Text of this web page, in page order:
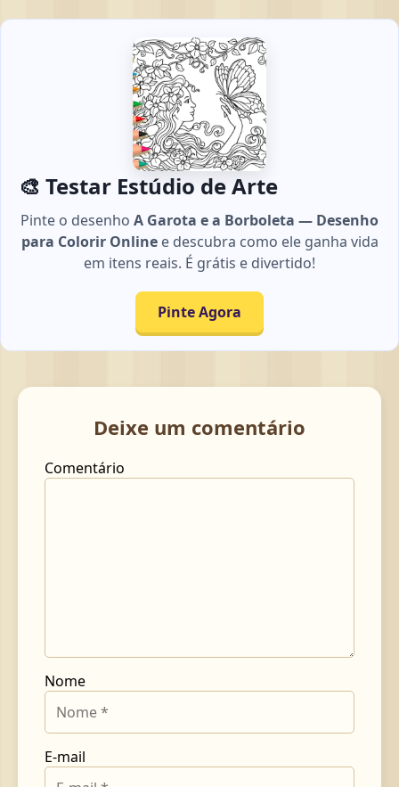
🎨 Testar Estúdio de Arte
Pinte o desenho A Garota e a Borboleta — Desenho
para Colorir Onlinee descubra como ele ganha vida
em itens reais. É grátis e divertido!
Pinte Agora
Deixe um comentário
Comentário
Nome
E-mail